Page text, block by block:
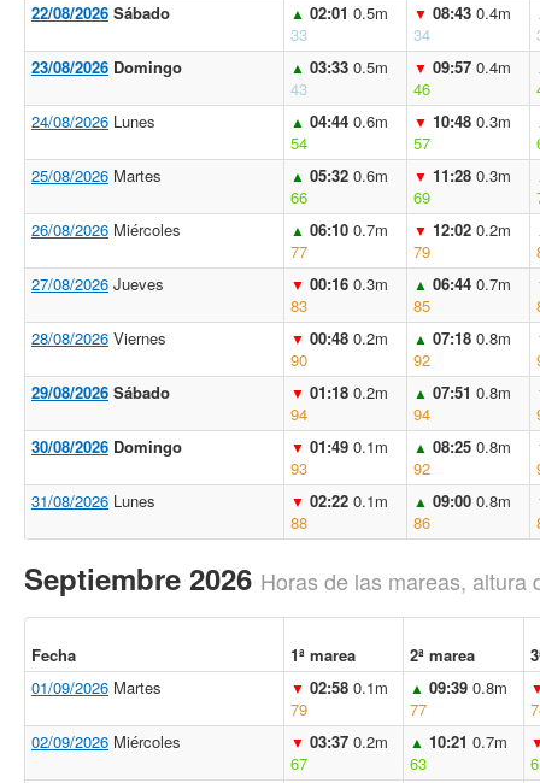
22/08/2026 Sábado ▲ 02:01 0.5m
33
▼ 08:43 0.4m
34
23/08/2026 Domingo ▲ 03:33 0.5m
43
▼ 09:57 0.4m
46
24/08/2026 Lunes ▲ 04:44 0.6m
54
▼ 10:48 0.3m
57
25/08/2026 Martes ▲ 05:32 0.6m
66
▼ 11:28 0.3m
69
26/08/2026 Miércoles ▲ 06:10 0.7m
77
▼ 12:02 0.2m
79
27/08/2026 Jueves ▼ 00:16 0.3m
83
▲ 06:44 0.7m
85
28/08/2026 Viernes ▼ 00:48 0.2m
90
▲ 07:18 0.8m
92
29/08/2026 Sábado ▼ 01:18 0.2m
94
▲ 07:51 0.8m
94
30/08/2026 Domingo ▼ 01:49 0.1m
93
▲ 08:25 0.8m
92
31/08/2026 Lunes ▼ 02:22 0.1m
88
▲ 09:00 0.8m
86
Septiembre 2026 Horas de las mareas, altura
Fecha 1ª marea 2ª marea
01/09/2026 Martes ▼ 02:58 0.1m
79
▲ 09:39 0.8m
77
02/09/2026 Miércoles ▼ 03:37 0.2m
67
▲ 10:21 0.7m
63